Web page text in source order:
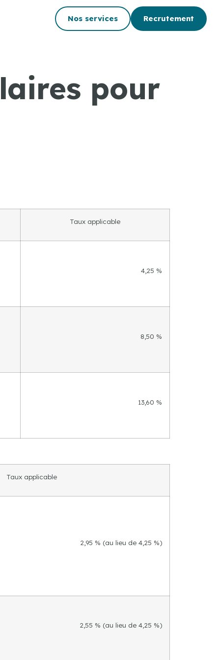
Nos services Recrutement
pour
Taux applicable
4,25 %
8,50 %
13,60 %
Taux applicable
2,95 % (au lieu de 4,25 %)
2,55 % (au lieu de 4,25 %)